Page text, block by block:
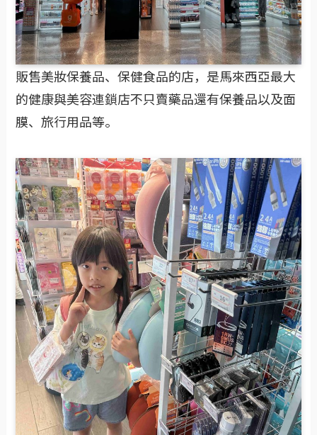
販售美妝保養品、保健食品的店，是馬來西亞最大
的健康與美容連鎖店不只賣藥品還有保養品以及面
膜、旅行用品等。